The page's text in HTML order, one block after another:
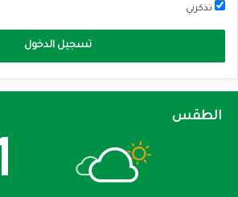
تذكرني
تسجيل الدخول
الطقس